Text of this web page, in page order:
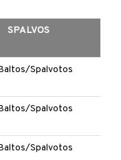
SPALVOS
Spalvotos
Spalvotos
Spalvotos